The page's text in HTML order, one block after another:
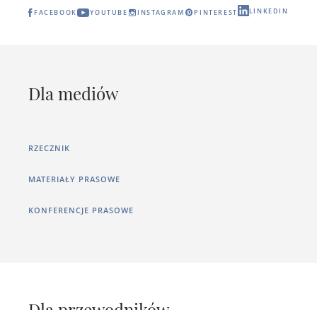
FACEBOOK YOUTUBE INSTAGRAM PINTEREST LINKEDIN
Dla mediów
RZECZNIK
MATERIAŁY PRASOWE
KONFERENCJE PRASOWE